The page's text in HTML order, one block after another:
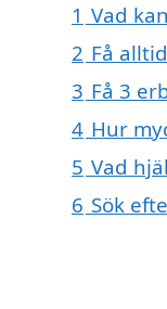
1 Vad
2 Få
3 Få 3
4 Hur
5 Vad
6 Sök